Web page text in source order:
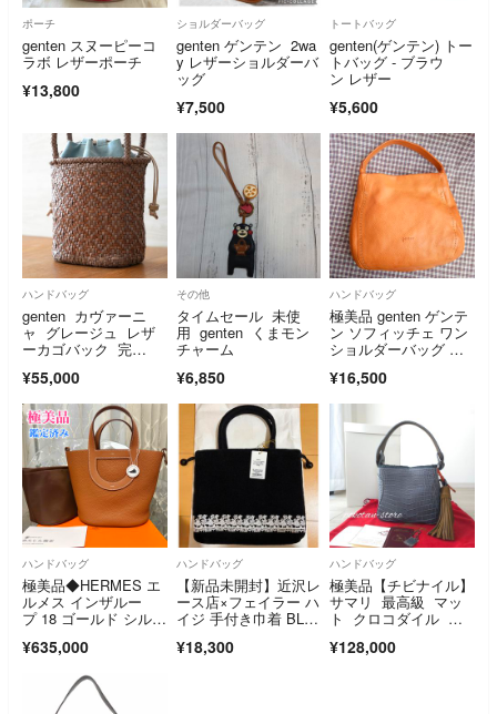
ポーチ
genten スヌーピーコ
ラボ レザーポーチ
¥13,800
ショルダーバッグ
genten ゲンテン 2wa
y レザーショルダーバ
ッグ
¥7,500
トートバッグ
genten(ゲンテン) トー
トバッグ - ブラウ
ン レザー
¥5,600
ハンドバッグ
genten カヴァーニ
ャ グレージュ レザ
ーカゴバック 完
¥55,000
その他
タイムセール 未使
用 genten くまモン
チャーム
¥6,850
ハンドバッグ
極美品 genten ゲンテ
ン ソフィッチェ ワン
ショルダーバッグ 手
¥16,500
ハンドバッグ
極美品◆HERMES エ
ルメス インザルー
プ 18 ゴールド シルバ
¥635,000
ハンドバッグ
【新品未開封】近沢レ
ース店×フェイラー ハ
イジ 手付き巾着 BLA
¥18,300
ハンドバッグ
極美品【チビナイル】
サマリ 最高級 マッ
ト クロコダイル バ
¥128,000